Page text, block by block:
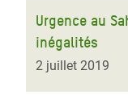
Urgence au
inégalités
2 juillet 2019